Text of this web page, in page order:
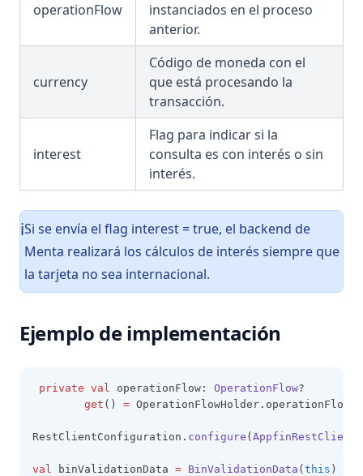
operationFlow
instanciados en el proceso
anterior.
currency
Código de moneda con el
que está procesando la
transacción.
interest
Flag para indicar si la
consulta es con interés o sin
interés.
ℹ️Si se envía el flag interest = true, el backend de
Menta realizará los cálculos de interés siempre que
la tarjeta no sea internacional.
Ejemplo de implementación
private val operationFlow: OperationFlow?
get () = OperationFlowHolder.operationFlow
RestClientConfiguration. configure (
val binValidationData = BinValidationData ( this )